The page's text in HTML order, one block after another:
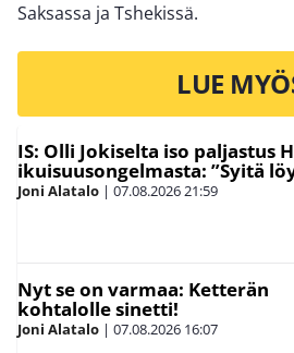
Saksassa ja Tshekissä.
LUE
IS: Olli Jokiselta iso paljastus
ikuisuusongelmasta: ”Syitä
Joni Alatalo | 07.08.202621:59
Nyt se on varmaa: Ketterän
kohtalolle sinetti!
Joni Alatalo | 07.08.2026 16:07